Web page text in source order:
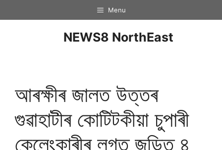
Menu
NEWS8 NorthEast
আৰক্ষীৰ জালত উত্তৰ
গুৱাহাটীৰ কোটিটকীয়া চুপাৰী
কেলেংকাৰীৰ লগত জড়িত ৪